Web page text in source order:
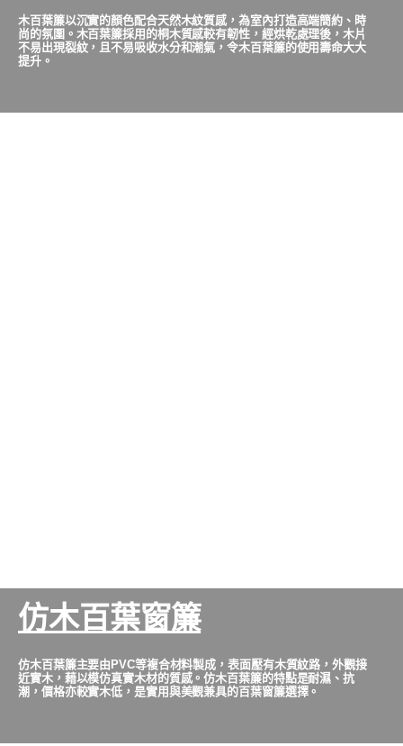
木百葉簾以沉實的顏色配合天然木紋質感，為室內打造高端簡約、時
尚的氛圍。木百葉簾採用的桐木質感較有韌性，經烘乾處理後，木片
不易出現裂紋，且不易吸收水分和潮氣，令木百葉簾的使用壽命大大
提升。
仿木百葉窗簾
仿木百葉簾主要由PVC等複合材料製成，表面壓有木質紋路，外觀接
近實木，藉以模仿真實木材的質感。仿木百葉簾的特點是耐濕、抗
潮，價格亦較實木低，是實用與美觀兼具的百葉窗簾選擇。